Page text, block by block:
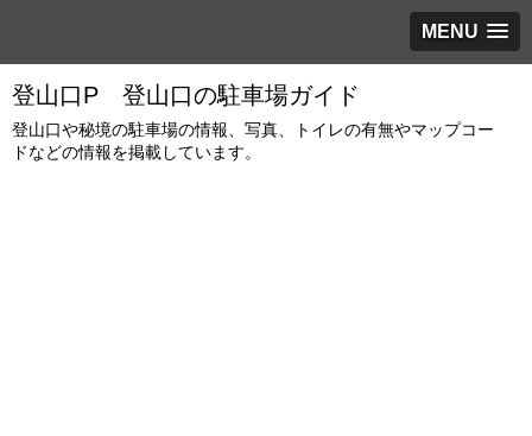
MENU
登山口P 登山口の駐車場ガイド
登山口や秘境の駐車場の情報、写真、トイレの有無やマップコー
ドなどの情報を掲載しています。